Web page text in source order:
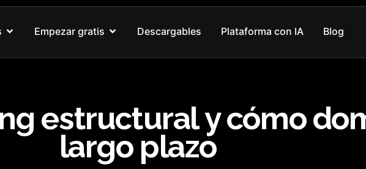
Abrir Nuestros cursos
Empezar gratis Abrir Empezar gratis
Descargables Plataforma con IA Blog
estructural y cómo
largo plazo